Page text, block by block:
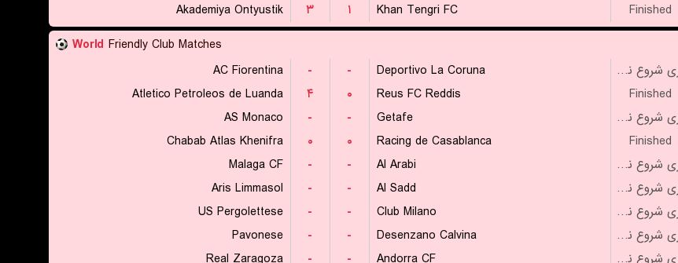
Akademiya Ontyustik
۳ ۱ Khan Tengri FC Finished
World Friendly Club Matches
AC Fiorentina
- - Deportivo La Coruna بازی شروع نشده است
Atletico Petroleos de Luanda
۴ ۰ Reus FC Reddis Finished
AS Monaco
- - Getafe بازی شروع نشده است
Chabab Atlas Khenifra
۰ ۰ Racing de Casablanca Finished
Malaga CF
- - Al Arabi بازی شروع نشده است
Aris Limmasol
- - Al Sadd بازی شروع نشده است
US Pergolettese
- - Club Milano بازی شروع نشده است
Pavonese
- - Desenzano Calvina بازی شروع نشده است
Real Zaragoza
- - Andorra CF بازی شروع نشده است